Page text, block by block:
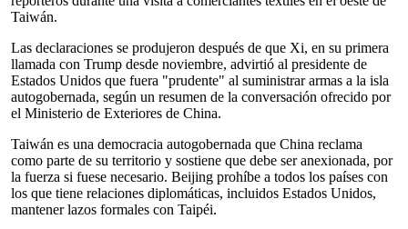
Taiwán.
Las declaraciones se produjeron después de que Xi, en su primera
llamada con Trump desde noviembre, advirtió al presidente de
Estados Unidos que fuera "prudente" al suministrar armas a la isla
autogobernada, según un resumen de la conversación ofrecido por
el Ministerio de Exteriores de China.
Taiwán es una democracia autogobernada que China reclama
como parte de su territorio y sostiene que debe ser anexionada, por
la fuerza si fuese necesario. Beijing prohíbe a todos los países con
los que tiene relaciones diplomáticas, incluidos Estados Unidos,
mantener lazos formales con Taipéi.